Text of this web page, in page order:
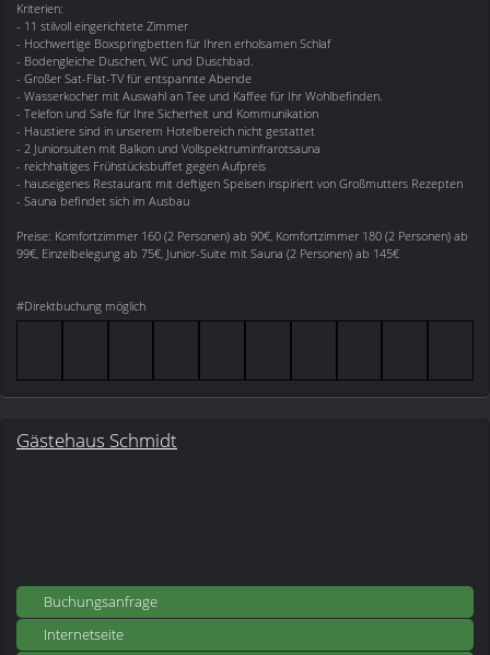
Kriterien:
- 11 stilvoll eingerichtete Zimmer
- Hochwertige Boxspringbetten für Ihren erholsamen Schlaf
- Bodengleiche Duschen, WC und Duschbad.
- Großer Sat-Flat-TV für entspannte Abende
- Wasserkocher mit Auswahl an Tee und Kaffee für Ihr Wohlbefinden.
- Telefon und Safe für Ihre Sicherheit und Kommunikation
- Haustiere sind in unserem Hotelbereich nicht gestattet
- 2 Juniorsuiten mit Balkon und Vollspektruminfrarotsauna
- reichhaltiges Frühstücksbuffet gegen Aufpreis
- hauseigenes Restaurant mit deftigen Speisen inspiriert von Großmutters Rezepten
- Sauna befindet sich im Ausbau
Preise: Komfortzimmer 160 (2 Personen) ab 90€, Komfortzimmer 180 (2 Personen) ab
99€, Einzelbelegung ab 75€, Junior-Suite mit Sauna (2 Personen) ab 145€
#Direktbuchung möglich
Gästehaus Schmidt
Buchungsanfrage
Internetseite